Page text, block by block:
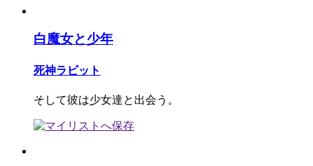
白魔女と少年
死神ラビット
そして彼は少女達と出会う。